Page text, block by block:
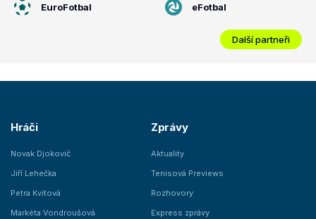
EuroFotbal eFotbal
Další partneři
Hráči
Novak Djokovič
Jiří Lehečka
Petra Kvitová
Markéta Vondroušová
Zprávy
Aktuality
Tenisová Previews
Rozhovory
Express zprávy